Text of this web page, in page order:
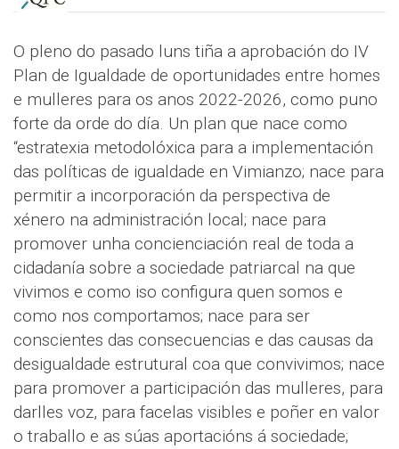
O pleno do pasado luns tiña a aprobación do IV
Plan de Igualdade de oportunidades entre homes
e mulleres para os anos 2022-2026, como puno
forte da orde do día. Un plan que nace como
“estratexia metodolóxica para a implementación
das políticas de igualdade en Vimianzo; nace para
permitir a incorporación da perspectiva de
xénero na administración local; nace para
promover unha concienciación real de toda a
cidadanía sobre a sociedade patriarcal na que
vivimos e como iso configura quen somos e
como nos comportamos; nace para ser
conscientes das consecuencias e das causas da
desigualdade estrutural coa que convivimos; nace
para promover a participación das mulleres, para
darlles voz, para facelas visibles e poñer en valor
o traballo e as súas aportacións á sociedade;